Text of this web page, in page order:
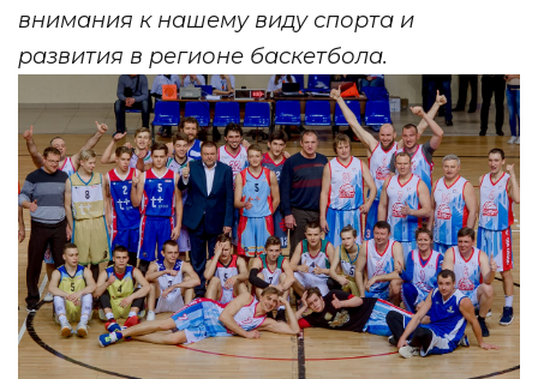
внимания к нашему виду спорта и
развития в регионе баскетбола.